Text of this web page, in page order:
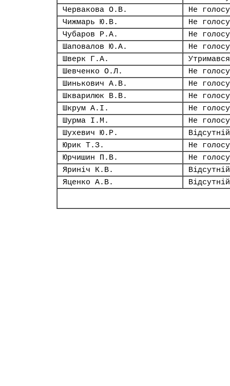
Червакова О.В.
Не
Чижмарь Ю.В.
Не
Чубаров Р.А.
Не
Шаповалов Ю.А.
Не
Шверк Г.А.
Утримався
Шевченко О.Л.
Не
Шинькович А.В.
Не
Шкварилюк В.В.
Не
Шкрум А.І.
Не
Шурма І.М.
Не
Шухевич Ю.Р.
Відсутній
Юрик Т.З.
Не
Юрчишин П.В.
Не
Яриніч К.В.
Відсутній
Яценко А.В.
Відсутній